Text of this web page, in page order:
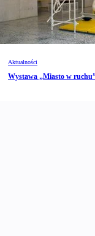
Aktualności
Wystawa „Miasto w